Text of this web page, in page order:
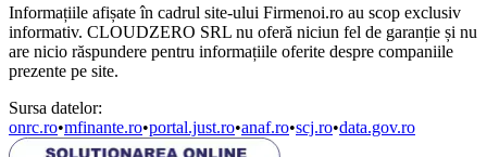
Informațiile afișate în cadrul site-ului Firmenoi.ro au scop exclusiv
informativ. CLOUDZERO SRL nu oferă niciun fel de garanție și nu
are nicio răspundere pentru informațiile oferite despre companiile
prezente pe site.
Sursa datelor:
onrc.ro•mfinante.ro•portal.just.ro•anaf.ro•scj.ro•data.gov.ro